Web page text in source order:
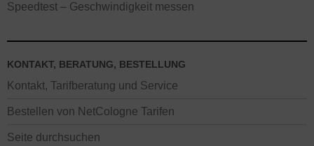
Speedtest – Geschwindigkeit messen
KONTAKT, BERATUNG, BESTELLUNG
Kontakt, Tarifberatung und Service
Bestellen von NetCologne Tarifen
Seite durchsuchen